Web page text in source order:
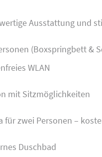
Ausstattung und
(Boxspringbett &
WLAN
mit Sitzmöglichkeiten
für zwei Personen –
Duschbad